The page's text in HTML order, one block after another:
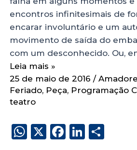
encontros infinitesimais de
encarar involuntário e um
movimento de saída do
com um desconhecido. Ou,
Leia mais »
25 de maio de 2016 /
Feriado, Peça, Programação
teatro
W X
F
Li